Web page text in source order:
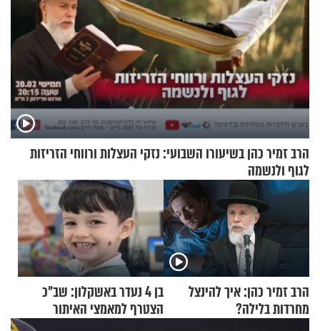
הרב זמיר כהן בשיעורו השבועי: נזקי העצלות ורווחי הזריזות
לגוף ולנשמה
הרב זמיר כהן: איך להינצל
מחרדות בלילה?
בן 4 נעדר באשקלון: שב"כ
הצטרף למאמצי האיתור